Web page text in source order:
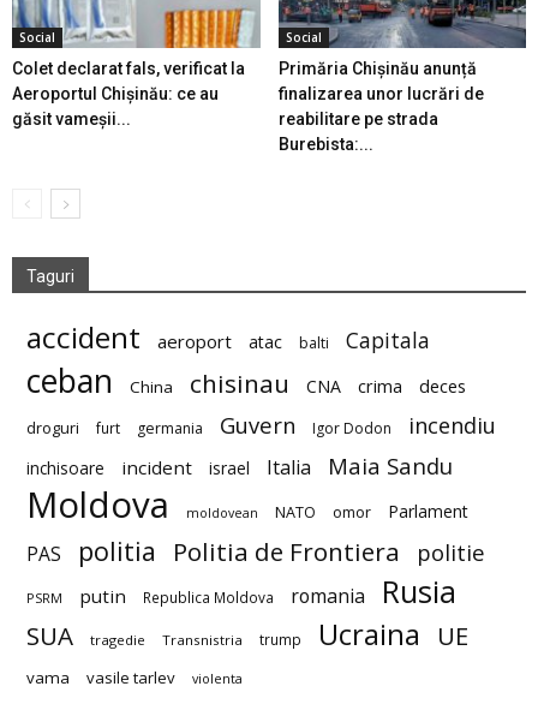
Social
Colet declarat fals, verificat la
Aeroportul Chișinău: ce au
găsit vameșii...
Social
Primăria Chișinău anunță
finalizarea unor lucrări de
reabilitare pe strada
Burebista:...
Taguri
accident aeroport atac balti Capitala
ceban China chisinau CNA crima deces
droguri furt germania Guvern Igor Dodon incendiu
inchisoare incident israel Italia Maia Sandu
Moldova moldovean NATO omor Parlament
PAS politia Politia de Frontiera politie
PSRM putin Republica Moldova romania Rusia
SUA tragedie Transnistria trump Ucraina UE
vama vasile tarlev violenta